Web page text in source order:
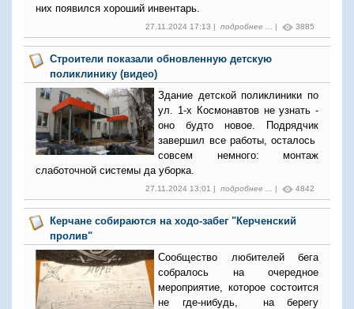
них появился хороший инвентарь.
27.11.2024 17:13 | подробнее ... | 3885
Строители показали обновленную детскую
поликлинику (видео)
Здание детской поликлиники по
ул. 1-х Космонавтов не узнать -
оно будто новое. Подрядчик
завершил все работы, осталось
совсем немного: монтаж
слаботочной системы да уборка.
27.11.2024 13:01 | подробнее ... | 4842
Керчане собираются на ходо-забег "Керченский
пролив"
Сообщество любителей бега
собралось на очередное
мероприятие, которое состоится
не где-нибудь, на берегу